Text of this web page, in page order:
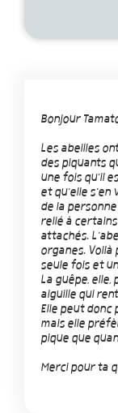
Bonjour
Les abeilles
des piquants
une fois qu'il
et qu'elle s'en
de la
relié à
attachés.
organes. Voilà
seule fois et
La guêpe, elle,
aiguille qui
Elle peut donc
mais elle
pique que
Merci pour ta